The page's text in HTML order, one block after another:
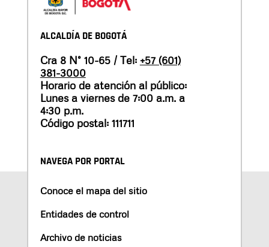
ALCALDÍA DE BOGOTÁ
Cra 8 N° 10-65 / Tel: +57 (601)
381-3000
Horario de atención al público:
Lunes a viernes de 7:00 a.m. a
4:30 p.m.
Código postal: 111711
NAVEGA POR PORTAL
Conoce el mapa del sitio
Entidades de control
Archivo de noticias